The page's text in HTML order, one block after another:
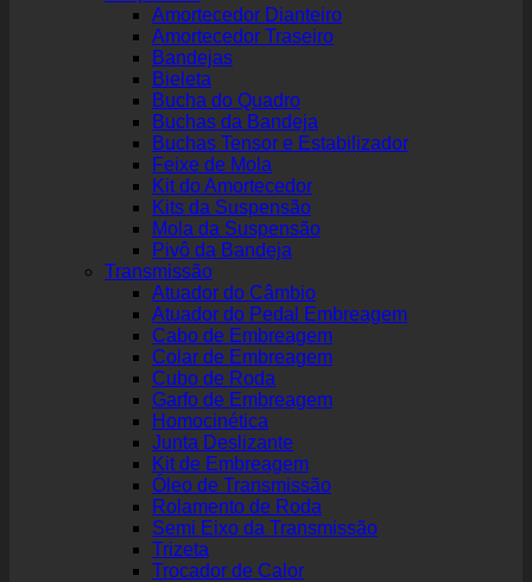
Amortecedor Dianteiro
Amortecedor Traseiro
Bandejas
Bieleta
Bucha do Quadro
Buchas da Bandeja
Buchas Tensor e Estabilizador
Feixe de Mola
Kit do Amortecedor
Kits da Suspensão
Mola da Suspensão
Pivô da Bandeja
Transmissão
Atuador do Câmbio
Atuador do Pedal Embreagem
Cabo de Embreagem
Colar de Embreagem
Cubo de Roda
Garfo de Embreagem
Homocinética
Junta Deslizante
Kit de Embreagem
Óleo de Transmissão
Rolamento de Roda
Semi Eixo da Transmissão
Trizeta
Trocador de Calor